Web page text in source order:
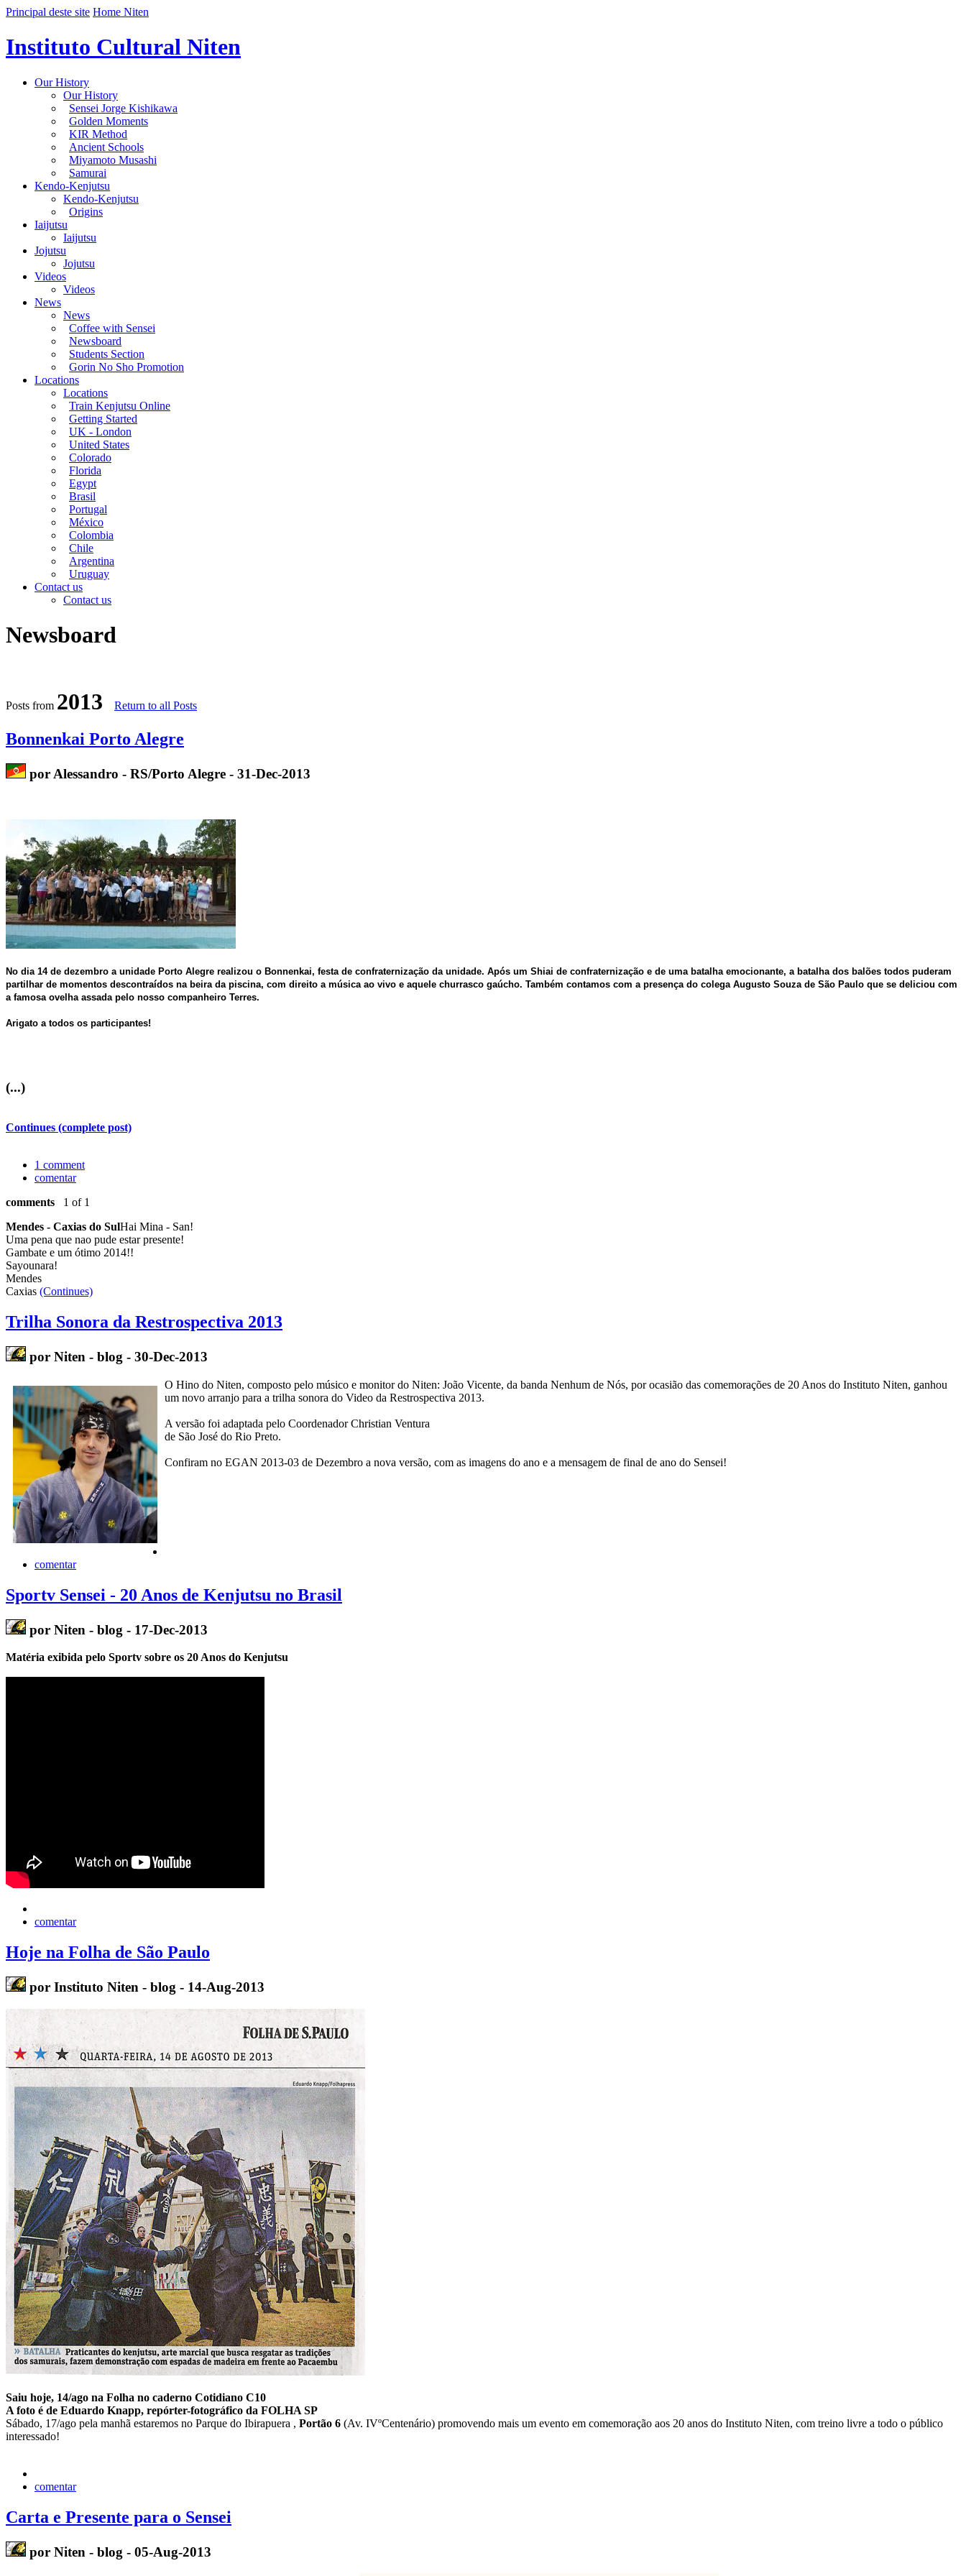
Principal deste site Home Niten
Instituto Cultural Niten
Our History
Our History
Sensei Jorge Kishikawa
Golden Moments
KIR Method
Ancient Schools
Miyamoto Musashi
Samurai
Kendo-Kenjutsu
Kendo-Kenjutsu
Origins
Iaijutsu
Iaijutsu
Jojutsu
Jojutsu
Videos
Videos
News
News
Coffee with Sensei
Newsboard
Students Section
Gorin No Sho Promotion
Locations
Locations
Train Kenjutsu Online
Getting Started
UK - London
United States
Colorado
Florida
Egypt
Brasil
Portugal
México
Colombia
Chile
Argentina
Uruguay
Contact us
Contact us
Newsboard
Posts from 2013 Return to all Posts
Bonnenkai Porto Alegre
por Alessandro - RS/Porto Alegre - 31-Dec-2013
No dia 14 de dezembro a unidade Porto Alegre realizou o Bonnenkai, festa de confraternização da unidade. Após um Shiai de confraternização e de uma batalha emocionante, a batalha dos balões todos puderam
partilhar de momentos descontraídos na beira da piscina, com direito a música ao vivo e aquele churrasco gaúcho. Também contamos com a presença do colega Augusto Souza de São Paulo que se deliciou com
a famosa ovelha assada pelo nosso companheiro Terres.
Arigato a todos os participantes!
(...)
Continues (complete post)
1 comment
comentar
comments 1 of 1
Mendes - Caxias do SulHai Mina - San!
Uma pena que nao pude estar presente!
Gambate e um ótimo 2014!!
Sayounara!
Mendes
Caxias (Continues)
Trilha Sonora da Restrospectiva 2013
por Niten - blog - 30-Dec-2013
O Hino do Niten, composto pelo músico e monitor do Niten: João Vicente, da banda Nenhum de Nós, por ocasião das comemorações de 20 Anos do Instituto Niten, ganhou
um novo arranjo para a trilha sonora do Video da Restrospectiva 2013.
A versão foi adaptada pelo Coordenador Christian Ventura
de São José do Rio Preto.
Confiram no EGAN 2013-03 de Dezembro a nova versão, com as imagens do ano e a mensagem de final de ano do Sensei!
comentar
Sportv Sensei - 20 Anos de Kenjutsu no Brasil
por Niten - blog - 17-Dec-2013
Matéria exibida pelo Sportv sobre os 20 Anos do Kenjutsu
comentar
Hoje na Folha de São Paulo
por Instituto Niten - blog - 14-Aug-2013
Saiu hoje, 14/ago na Folha no caderno Cotidiano C10
A foto é de Eduardo Knapp, repórter-fotográfico da FOLHA SP
Sábado, 17/ago pela manhã estaremos no Parque do Ibirapuera , Portão 6 (Av. IVºCentenário) promovendo mais um evento em comemoração aos 20 anos do Instituto Niten, com treino livre a todo o público
interessado!
comentar
Carta e Presente para o Sensei
por Niten - blog - 05-Aug-2013